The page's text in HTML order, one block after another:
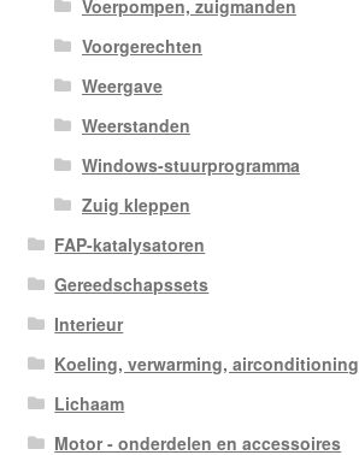
Voerpompen, zuigmanden
Voorgerechten
Weergave
Weerstanden
Windows-stuurprogramma
Zuig kleppen
FAP-katalysatoren
Gereedschapssets
Interieur
Koeling, verwarming, airconditioning
Lichaam
Motor - onderdelen en accessoires